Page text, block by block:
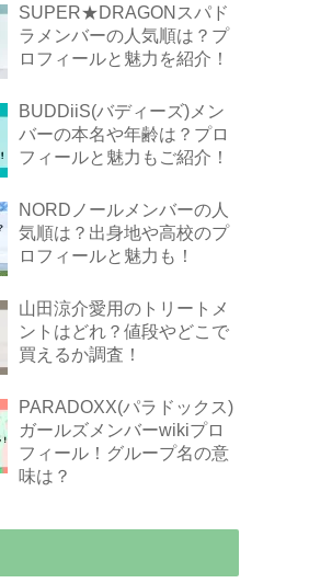
SUPER★DRAGONスパド
ラメンバーの人気順は？プ
ロフィールと魅力を紹介！
BUDDiiS(バディーズ)メン
バーの本名や年齢は？プロ
フィールと魅力もご紹介！
NORDノールメンバーの人
気順は？出身地や高校のプ
ロフィールと魅力も！
山田涼介愛用のトリートメ
ントはどれ？値段やどこで
買えるか調査！
PARADOXX(パラドックス)
ガールズメンバーwikiプロ
フィール！グループ名の意
味は？